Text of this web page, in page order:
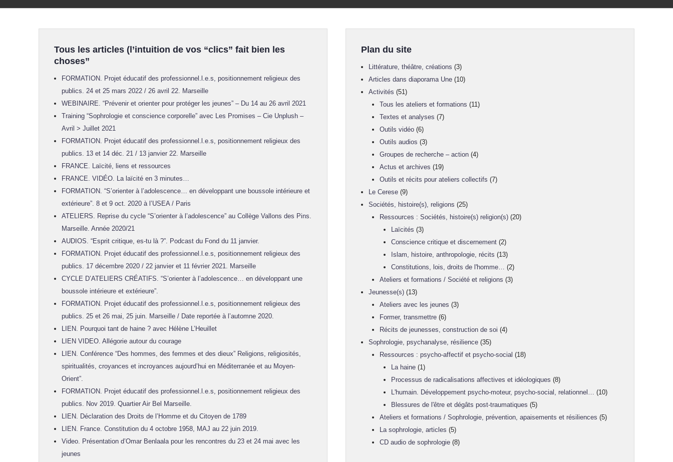
Tous les articles (l’intuition de vos “clics” fait bien les
choses”
FORMATION. Projet éducatif des professionnel.l.e.s, positionnement religieux des
publics. 24 et 25 mars 2022 / 26 avril 22. Marseille
WEBINAIRE. “Prévenir et orienter pour protéger les jeunes” – Du 14 au 26 avril 2021
Training “Sophrologie et conscience corporelle” avec Les Promises – Cie Unplush –
Avril > Juillet 2021
FORMATION. Projet éducatif des professionnel.l.e.s, positionnement religieux des
publics. 13 et 14 déc. 21 / 13 janvier 22. Marseille
FRANCE. Laïcité, liens et ressources
FRANCE. VIDÉO. La laïcité en 3 minutes…
FORMATION. “S’orienter à l’adolescence… en développant une boussole intérieure et
extérieure”. 8 et 9 oct. 2020 à l’USEA / Paris
ATELIERS. Reprise du cycle “S’orienter à l’adolescence” au Collège Vallons des Pins.
Marseille. Année 2020/21
AUDIOS. “Esprit critique, es-tu là ?”. Podcast du Fond du 11 janvier.
FORMATION. Projet éducatif des professionnel.l.e.s, positionnement religieux des
publics. 17 décembre 2020 / 22 janvier et 11 février 2021. Marseille
CYCLE D’ATELIERS CRÉATIFS. “S’orienter à l’adolescence… en développant une
boussole intérieure et extérieure”.
FORMATION. Projet éducatif des professionnel.l.e.s, positionnement religieux des
publics. 25 et 26 mai, 25 juin. Marseille / Date reportée à l’automne 2020.
LIEN. Pourquoi tant de haine ? avec Hélène L’Heuillet
LIEN VIDEO. Allégorie autour du courage
LIEN. Conférence “Des hommes, des femmes et des dieux” Religions, religiosités,
spiritualités, croyances et incroyances aujourd’hui en Méditerranée et au Moyen-
Orient”.
FORMATION. Projet éducatif des professionnel.l.e.s, positionnement religieux des
publics. Nov 2019. Quartier Air Bel Marseille.
LIEN. Déclaration des Droits de l’Homme et du Citoyen de 1789
LIEN. France. Constitution du 4 octobre 1958, MAJ au 22 juin 2019.
Video. Présentation d’Omar Benlaala pour les rencontres du 23 et 24 mai avec les
jeunes
Plan du site
Littérature, théâtre, créations (3)
Articles dans diaporama Une(10)
Activités (51)
Tous les ateliers et formations (11)
Textes et analyses (7)
Outils vidéo (6)
Outils audios (3)
Groupes de recherche – action (4)
Actus et archives (19)
Outils et récits pour ateliers collectifs (7)
Le Cerese(9)
Sociétés, histoire(s), religions (25)
Ressources : Sociétés, histoire(s) religion(s) (20)
Laïcités (3)
Conscience critique et discernement(2)
Islam, histoire, anthropologie, récits (13)
Constitutions, lois, droits de l'homme… (2)
Ateliers et formations / Société et religions (3)
Jeunesse(s)(13)
Ateliers avec les jeunes (3)
Former, transmettre (6)
Récits de jeunesses, construction de soi (4)
Sophrologie, psychanalyse, résilience(35)
Ressources : psycho-affectif et psycho-social (18)
La haine(1)
Processus de radicalisations affectives et idéologiques (8)
L'humain. Développement psycho-moteur, psycho-social, relationnel… (10)
Blessures de l'être et dégâts post-traumatiques (5)
Ateliers et formations / Sophrologie, prévention, apaisements et résiliences (5)
La sophrologie, articles (5)
CD audio de sophrologie (8)